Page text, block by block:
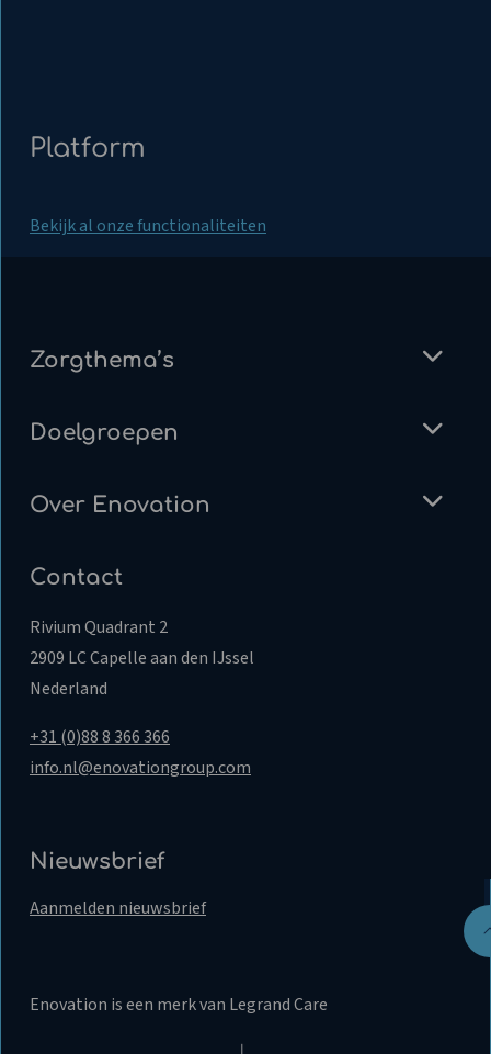
Platform
Bekijk al onze functionaliteiten
Zorgthema’s
Doelgroepen
Over Enovation
Contact
Rivium Quadrant 2
2909 LC Capelle aan den IJssel
Nederland
+31 (0)88 8 366 366
info.nl@enovationgroup.com
Nieuwsbrief
Aanmelden nieuwsbrief
Enovation is een merk van Legrand Care